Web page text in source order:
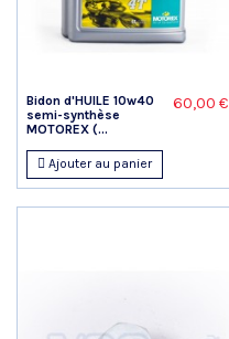
Bidon d'HUILE 10w40
semi-synthèse
MOTOREX (...
60,00 €
Ajouter au panier